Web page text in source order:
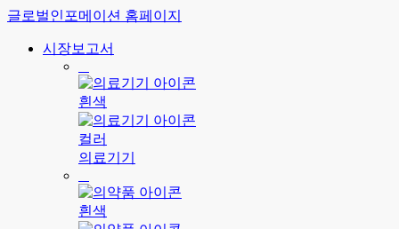
글로벌인포메이션 홈페이지
시장보고서
의료기기